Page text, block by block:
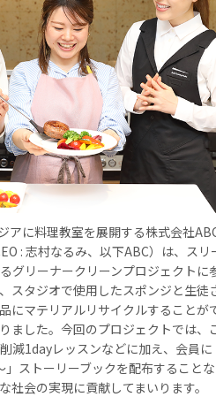
アに料理教室を展開する株式会社
: 志村なるみ、以下ABC）は、ス
グリーナークリーンプロジェクト
スタジオで使用したスポンジと生
にマテリアルリサイクルすること
ました。今回のプロジェクトでは
減1dayレッスンなどに加え、会員
」ストーリーブックを配布すること
社会の実現に貢献してまいります。